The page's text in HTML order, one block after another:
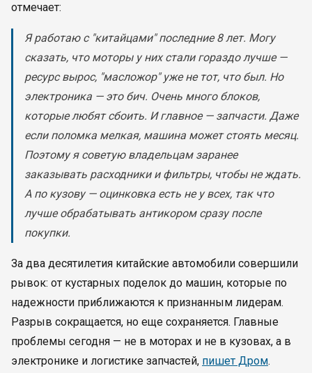
отмечает:
Я работаю с "китайцами" последние 8 лет. Могу
сказать, что моторы у них стали гораздо лучше —
ресурс вырос, "масложор" уже не тот, что был. Но
электроника — это бич. Очень много блоков,
которые любят сбоить. И главное — запчасти. Даже
если поломка мелкая, машина может стоять месяц.
Поэтому я советую владельцам заранее
заказывать расходники и фильтры, чтобы не ждать.
А по кузову — оцинковка есть не у всех, так что
лучше обрабатывать антикором сразу после
покупки.
За два десятилетия китайские автомобили совершили
рывок: от кустарных поделок до машин, которые по
надежности приближаются к признанным лидерам.
Разрыв сокращается, но еще сохраняется. Главные
проблемы сегодня — не в моторах и не в кузовах, а в
электронике и логистике запчастей, пишет Дром.